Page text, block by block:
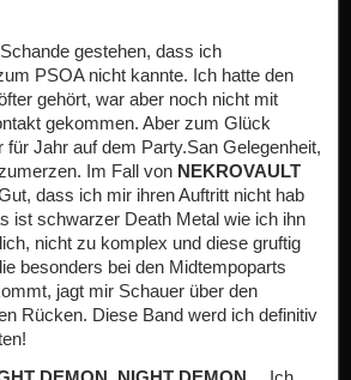
gestehen, dass ich
PSOA nicht kannte. Ich hatte den
gehört, war aber noch nicht mit
gekommen. Aber zum Glück
Jahr auf dem Party.San Gelegenheit,
Im Fall von NEKROVAULT
dass ich mir ihren Auftritt nicht hab
ist schwarzer Death Metal wie ich ihn
nicht zu komplex und diese gruftig
besonders bei den Midtempoparts
jagt mir Schauer über den
Rücken. Diese Band werd ich definitiv